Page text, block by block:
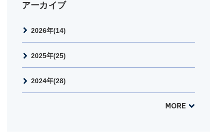
アーカイブ
2026年(14)
2025年(25)
2024年(28)
MORE